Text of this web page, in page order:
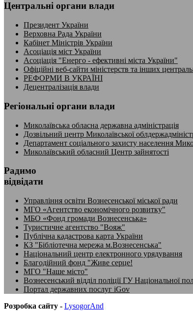
Центральні органи влади
Президент України
Верховна Рада України
Кабінет Міністрів України
Асоціація міст України
Асоціація "Енерго - ефективні міста України"
Офіційні веб-сайти міністерств та інших
РЕФОРМИ В УКРАЇНІ
Децентралізація влади
Регіональні органи влади
Миколаївська обласна державна адміністрація
Дозвільний центр Миколаївської
Департамент соціального захисту населення
Миколаївський обласний Центр зайнятості
Радимо
відвідати
Управління освіти Вознесенської міської ради
МГО «Агентство економічного розвитку"
МБО «Фонд громади Вознесенська»
Туристичне агентство "Вояж"
Публічна кадастрова карта України
КЗ "Бібліотечна мережа м.Вознесенська"
Національний центр електронного урядування
Благодійний фонд "Живе серце!
МГО "Наше місто"
Вознесенський відділ поліції ГУ Національної
Портал державних послуг iGov
Розробка сайту - LysogorAnd